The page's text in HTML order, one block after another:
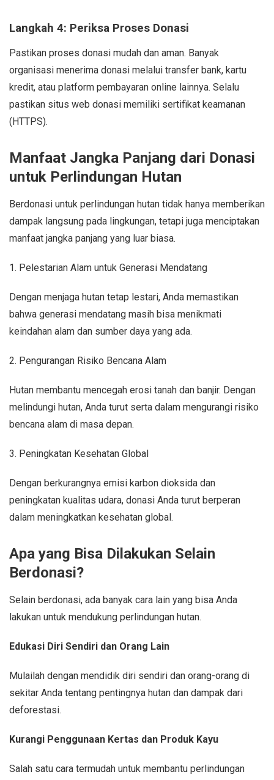
Langkah 4: Periksa Proses Donasi
Pastikan proses donasi mudah dan aman. Banyak
organisasi menerima donasi melalui transfer bank, kartu
kredit, atau platform pembayaran online lainnya. Selalu
pastikan situs web donasi memiliki sertifikat keamanan
(HTTPS).
Manfaat Jangka Panjang dari Donasi
untuk Perlindungan Hutan
Berdonasi untuk perlindungan hutan tidak hanya memberikan
dampak langsung pada lingkungan, tetapi juga menciptakan
manfaat jangka panjang yang luar biasa.
1. Pelestarian Alam untuk Generasi Mendatang
Dengan menjaga hutan tetap lestari, Anda memastikan
bahwa generasi mendatang masih bisa menikmati
keindahan alam dan sumber daya yang ada.
2. Pengurangan Risiko Bencana Alam
Hutan membantu mencegah erosi tanah dan banjir. Dengan
melindungi hutan, Anda turut serta dalam mengurangi risiko
bencana alam di masa depan.
3. Peningkatan Kesehatan Global
Dengan berkurangnya emisi karbon dioksida dan
peningkatan kualitas udara, donasi Anda turut berperan
dalam meningkatkan kesehatan global.
Apa yang Bisa Dilakukan Selain
Berdonasi?
Selain berdonasi, ada banyak cara lain yang bisa Anda
lakukan untuk mendukung perlindungan hutan.
Edukasi Diri Sendiri dan Orang Lain
Mulailah dengan mendidik diri sendiri dan orang-orang di
sekitar Anda tentang pentingnya hutan dan dampak dari
deforestasi.
Kurangi Penggunaan Kertas dan Produk Kayu
Salah satu cara termudah untuk membantu perlindungan